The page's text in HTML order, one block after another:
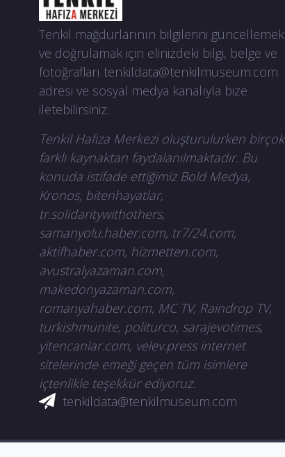
Tenkil mağdurlarının bilgilerini güncellemek
ve doğrulamak için elinizdeki bilgi, belge ve
fotoğrafları tenkildata@tenkilmuseum.com
adresi ve sosyal medya kanalıyla bize
iletebilirsiniz.
Tenkil Hafıza Merkezi oluşturulurken birçok
farklı kaynaktan faydalanılmaktadır. Bu
konuda istifade ettiğimiz Bold Medya,
Kronos, bitenhayatlar,
tr.solidaritywithothers,
samanyolu.haber.com, tr7/24.com,
aktifhaber.com, hizmetten.com,
avustralyazaman.com,
makedonyazaman.com,
romanyahaber.com, MC TV, Raindrop TV,
turkishmunite, politurco, sarajevotimes,
yitencanlar.com, velev.press internet
sitelerinde emeği geçen tüm isimlere
içtenlikle teşekkür ediyoruz.
tenkildata@tenkilmuseum.com